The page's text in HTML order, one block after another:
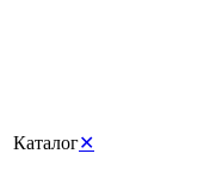
Каталог✕